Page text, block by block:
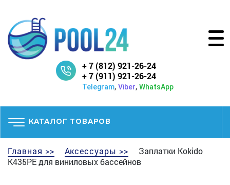
+ 7 (812) 921-26-24
+ 7 (911) 921-26-24
Telegram, Viber, WhatsApp
КАТАЛОГ ТОВАРОВ
Главная >> Аксессуары >>
Заплатки Kokido
K435PE для виниловых бассейнов